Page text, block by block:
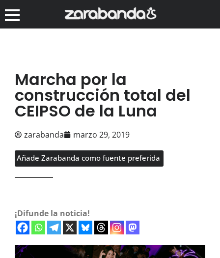
Marcha por la
construcción total del
CEIPSO de la Luna
zarabanda marzo 29, 2019
Añade Zarabanda como fuente preferida
¡Difunde la noticia!